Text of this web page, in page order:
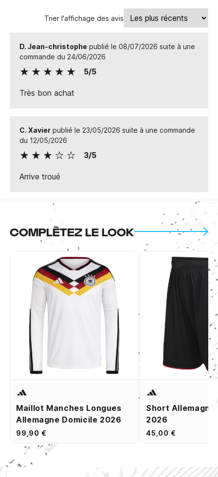
Trier l'affichage des avis
D. Jean-christophe publié le 08/07/2026 suite à une
commande du 24/06/2026
5/5
Très bon achat
C. Xavier publié le 23/05/2026 suite à une commande
du 12/05/2026
3/5
Arrive troué
COMPLÈTEZ LE LOOK
Maillot Manches Longues
Allemagne Domicile 2026
99,90 €
Short Allemagne
2026
45,00 €